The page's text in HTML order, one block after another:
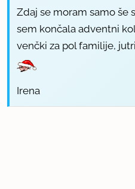
Zdaj se moram samo še
sem končala adventni
venčki za pol familije,
Irena